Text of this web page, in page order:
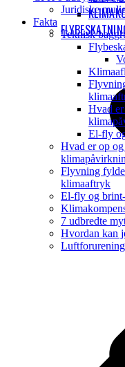
Juridiske
Fakta
Teknisk
Hvad
El-fly
Hvad er op
Flyvning
klimaaftryk
El-fly og
7 udbredte
Hvordan kan
Luftforurening